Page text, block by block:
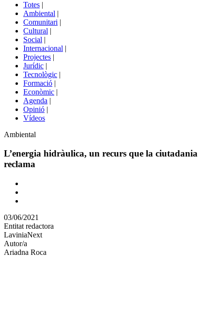
portals
Totes |
Ambiental |
Comunitari |
Cultural |
Social |
Internacional |
Projectes |
Jurídic |
Tecnològic |
Formació |
Econòmic |
Agenda |
Opinió |
Vídeos
Àmbit
la
notícia
Ambiental
L’energia hidràulica, un recurs que la ciutadania
reclama
Comparteix
altres
xarxes
socials
03/06/2021
Entitat redactora
LaviniaNext
Autor/a
Ariadna Roca